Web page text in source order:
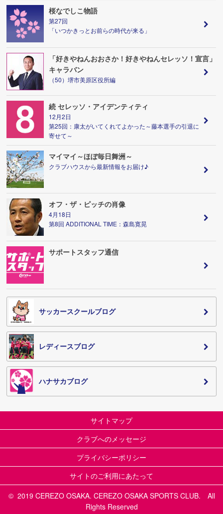
桜なでしこ物語
第27回
「いつかきっとお前らの時代が来る」
「好きやねんおおさか！好きやねんセレッソ！宣言」
キャラバン
（50）堺市美原区役所編
続 セレッソ・アイデンティティ
12月2日
第25回：康太がいてくれてよかった～藤本選手の引退に
寄せて～
マイマイ～ほぼ毎日舞洲～
クラブハウスから最新情報をお届け♪
オフ・ザ・ピッチの肖像
4月18日
第8回 ADDITIONAL TIME：森島寛晃
サポートスタッフ通信
サッカースクールブログ
レディースブログ
ハナサカブログ
サイトマップ
クラブへのメッセージ
プライバシーポリシー
サイトのご利用にあたって
© 2019 CEREZO OSAKA. CEREZO OSAKA SPORTS CLUB. All
Rights Reserved